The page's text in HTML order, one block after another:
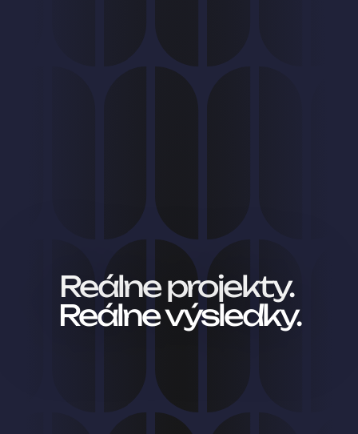
Reálne projekty.
Reálne výsledky.